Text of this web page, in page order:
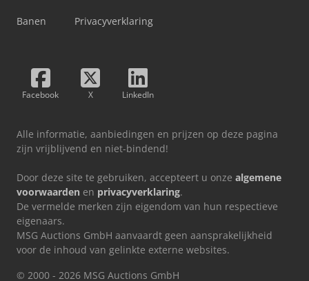
Banen Privacyverklaring
Facebook X LinkedIn
Alle informatie, aanbiedingen en prijzen op deze pagina
zijn vrijblijvend en niet-bindend!
Door deze site te gebruiken, accepteert u onze algemene
voorwaarden en privacyverklaring.
De vermelde merken zijn eigendom van hun respectieve
eigenaars.
MSG Auctions GmbH aanvaardt geen aansprakelijkheid
voor de inhoud van gelinkte externe websites.
© 2000 - 2026 MSG Auctions GmbH